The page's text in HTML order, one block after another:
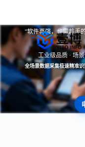
“软件再强，也需趁手
工业级品质 · 场
全场景数据采集极速精准识